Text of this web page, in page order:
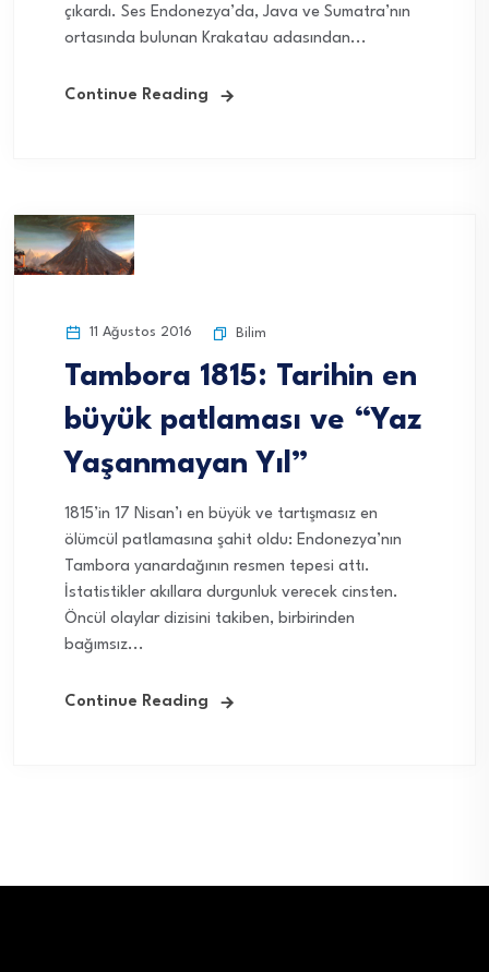
çıkardı. Ses Endonezya’da, Java ve Sumatra’nın
ortasında bulunan Krakatau adasından...
Continue Reading
11 Ağustos 2016 Bilim
Tambora 1815: Tarihin en
büyük patlaması ve “Yaz
Yaşanmayan Yıl”
1815’in 17 Nisan’ı en büyük ve tartışmasız en
ölümcül patlamasına şahit oldu: Endonezya’nın
Tambora yanardağının resmen tepesi attı.
İstatistikler akıllara durgunluk verecek cinsten.
Öncül olaylar dizisini takiben, birbirinden
bağımsız...
Continue Reading